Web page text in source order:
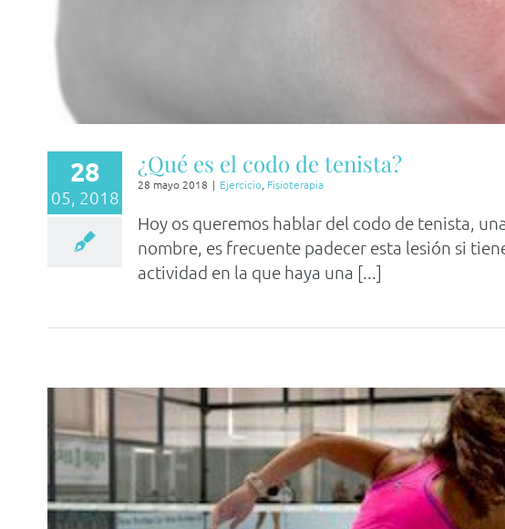
28
05, 2018
¿Qué es el codo de tenista?
28 mayo 2018 | Ejercicio, Fisioterapia
Hoy os queremos hablar del codo de tenista,
nombre, es frecuente padecer esta lesión si
actividad en la que haya una [...]